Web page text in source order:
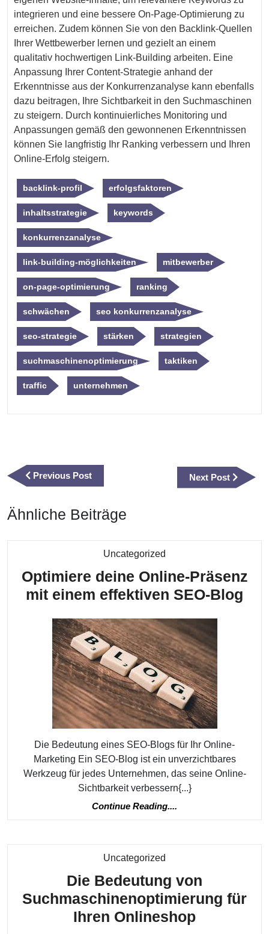
integrieren und eine bessere On-Page-Optimierung zu
erreichen. Zudem können Sie von den Backlink-Quellen
Ihrer Wettbewerber lernen und gezielt an einem
qualitativ hochwertigen Link-Building arbeiten. Eine
Anpassung Ihrer Content-Strategie anhand der
Erkenntnisse aus der Konkurrenzanalyse kann ebenfalls
dazu beitragen, Ihre Sichtbarkeit in den Suchmaschinen
zu steigern. Durch kontinuierliches Monitoring und
Anpassungen gemäß den gewonnenen Erkenntnissen
können Sie langfristig Ihr Ranking verbessern und Ihren
Online-Erfolg steigern.
backlink-profil erfolgsfaktoren
inhaltsstrategie keywords
konkurrenzanalyse
link-building-möglichkeiten mitbewerber
on-page-optimierung ranking
schwächen seo konkurrenzanalyse
seo-strategie stärken strategien
suchmaschinenoptimierung taktiken
traffic unternehmen
Previous PostPrevious
Post
Next Post
Next
Post
Ähnliche Beiträge
Uncategorized
Optimiere deine Online-Präsenz
mit einem effektiven SEO-Blog
Die Bedeutung eines SEO-Blogs für Ihr Online-
Marketing Ein SEO-Blog ist ein unverzichtbares
Werkzeug für jedes Unternehmen, das seine Online-
Sichtbarkeit verbessern{...}
Continue Reading....
Uncategorized
Die Bedeutung von
Suchmaschinenoptimierung für
Ihren OnlineshopDie